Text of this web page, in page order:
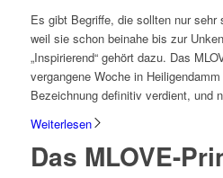
Es gibt Begriffe, die sollten nur sehr
weil sie schon beinahe bis zur
„Inspirierend“ gehört dazu. Das
vergangene Woche in
Bezeichnung definitiv verdient, und
Weiterlesen
Das MLOVE-